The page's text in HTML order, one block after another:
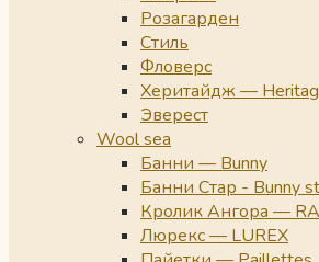
Розагарден
Стиль
Фловерс
Херитайдж —
Эверест
Wool sea
Банни — Bunny
Банни Стар - Bunny
Кролик Ангора —
Люрекс — LUREX